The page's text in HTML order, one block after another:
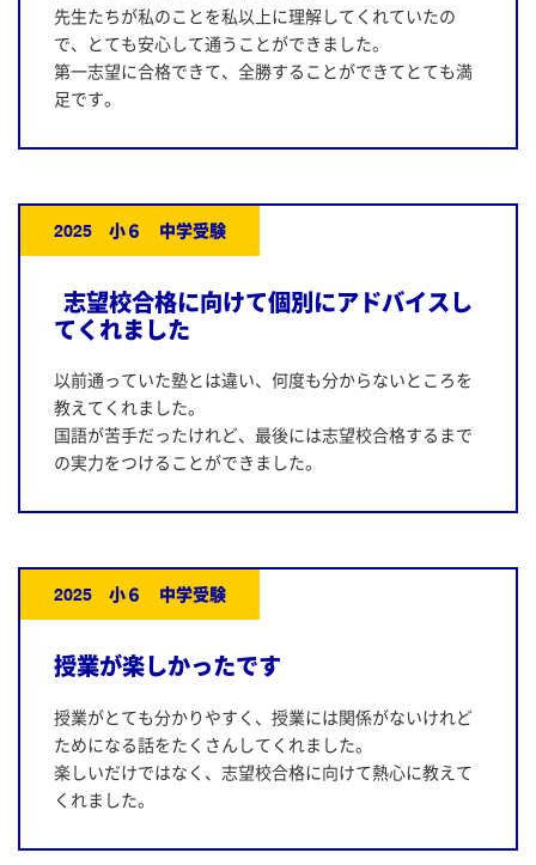
先生たちが私のことを私以上に理解してくれていたの
で、とても安心して通うことができました。
第一志望に合格できて、全勝することができてとても満
足です。
2025 小６ 中学受験
志望校合格に向けて個別にアドバイスし
てくれました
以前通っていた塾とは違い、何度も分からないところを
教えてくれました。
国語が苦手だったけれど、最後には志望校合格するまで
の実力をつけることができました。
2025 小６ 中学受験
授業が楽しかったです
授業がとても分かりやすく、授業には関係がないけれど
ためになる話をたくさんしてくれました。
楽しいだけではなく、志望校合格に向けて熱心に教えて
くれました。